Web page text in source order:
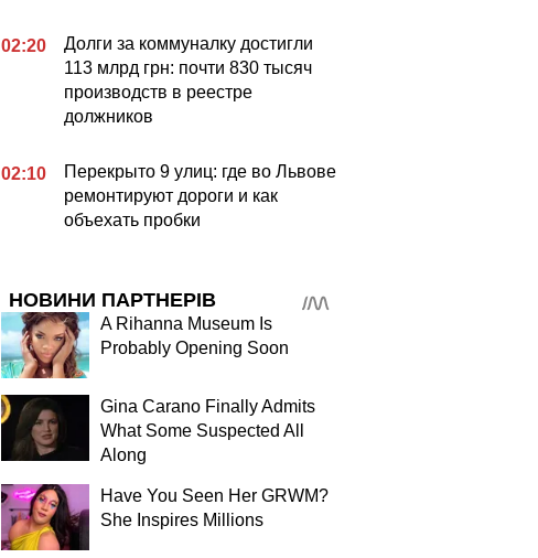
02:20
Долги за коммуналку достигли
113 млрд грн: почти 830 тысяч
производств в реестре
должников
02:10
Перекрыто 9 улиц: где во Львове
ремонтируют дороги и как
объехать пробки
НОВИНИ ПАРТНЕРІВ
A Rihanna Museum Is
Probably Opening Soon
Gina Carano Finally Admits
What Some Suspected All
Along
Have You Seen Her GRWM?
She Inspires Millions